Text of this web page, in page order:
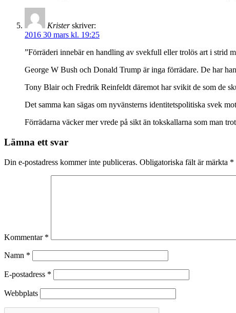
Krister skriver:
2016 30 mars kl. 19:25
”Förräderi innebär en handling av svekfull eller trolös art i strid
George W Bush och Donald Trump är inga förrädare. De har
Tony Blair och Fredrik Reinfeldt däremot har svikit de som de
Det samma kan sägas om nyvänsterns identitetspolitiska svek
Förrädarna väcker mer vrede på sikt än tokskallarna som man
Lämna ett svar
Din e-postadress kommer inte publiceras. Obligatoriska fält är märkta *
Kommentar *
Namn *
E-postadress *
Webbplats